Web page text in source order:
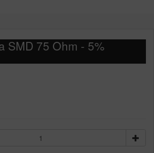
SMD 75 Ohm - 5%